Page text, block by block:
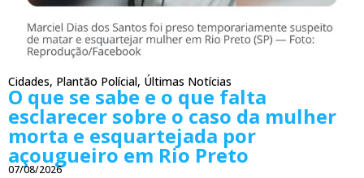
Cidades, Plantão Polícial, Últimas Notícias
O que se sabe e o que falta
esclarecer sobre o caso da mulher
morta e esquartejada por
açougueiro em Rio Preto
07/08/2026